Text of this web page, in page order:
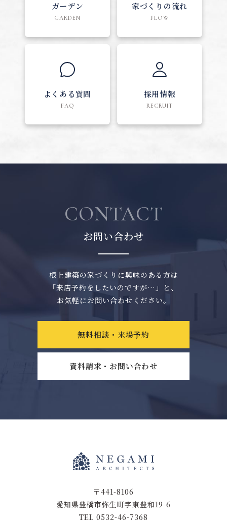
ガーデン
GARDEN
家づくりの流れ
FLOW
よくある質問
FAQ
採用情報
RECRUIT
CONTACT
お問い合わせ
根上建築の家づくりに興味のある方は
「来店予約をしたいのですが…」と、
お気軽にお問い合わせください。
無料相談・来場予約
資料請求・お問い合わせ
〒441-8106
愛知県豊橋市弥生町字東豊和19-6
TEL 0532-46-7368